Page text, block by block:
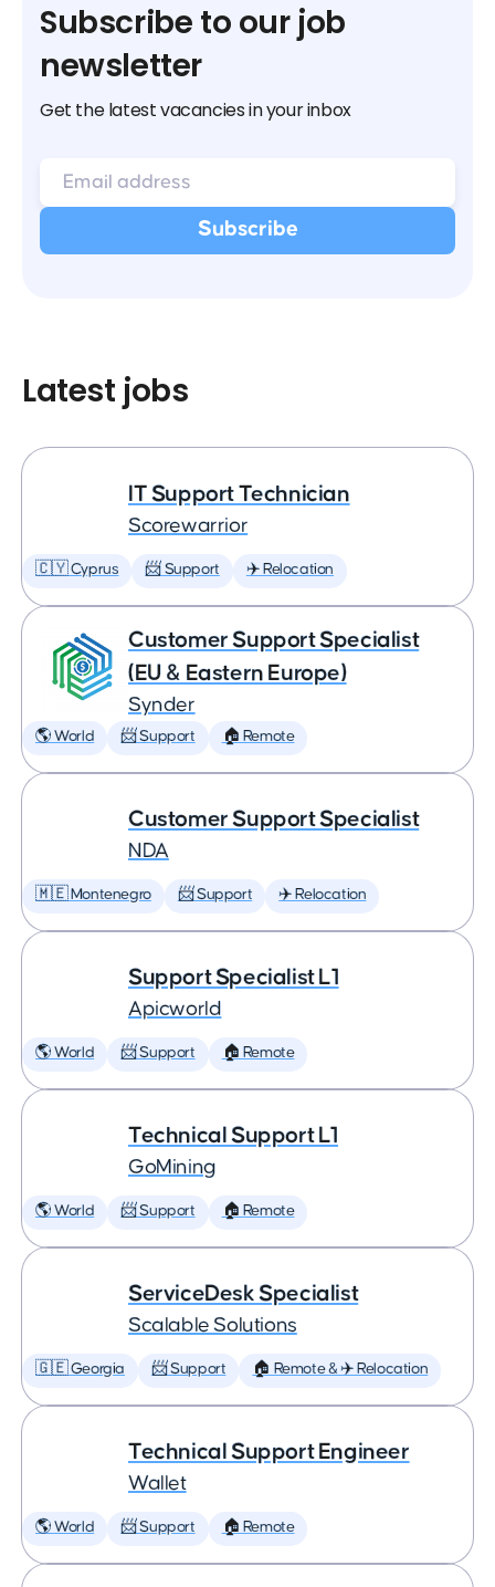
Subscribe to our job
newsletter
Get the latest vacancies in your inbox
Latest jobs
IT Support Technician
Scorewarrior
🇨🇾 Cyprus 📨 Support ✈️ Relocation
Customer Support Specialist
(EU & Eastern Europe)
Synder
🌎 World 📨 Support 🏠 Remote
Customer Support Specialist
NDA
🇲🇪 Montenegro 📨 Support ✈️ Relocation
Support Specialist L1
Apicworld
🌎 World 📨 Support 🏠 Remote
Technical Support L1
GoMining
🌎 World 📨 Support 🏠 Remote
ServiceDesk Specialist
Scalable Solutions
🇬🇪 Georgia 📨 Support 🏠 Remote & ✈️ Relocation
Technical Support Engineer
Wallet
🌎 World 📨 Support 🏠 Remote